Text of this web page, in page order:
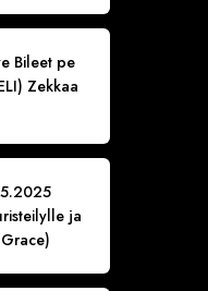
Bileet pe
Zekkaa
ja